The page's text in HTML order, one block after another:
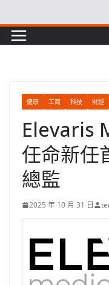
to
content
健康 工商 科技 財經
Elevaris
任命新任
總監
2025 年 10 月 31 日